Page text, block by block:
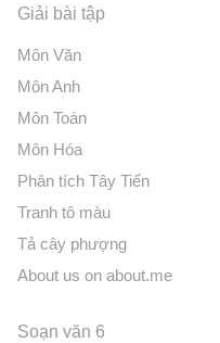
Giải bài tập
Môn Văn
Môn Anh
Môn Toán
Môn Hóa
Phân tích Tây Tiến
Tranh tô màu
Tả cây phượng
About us on about.me
Soạn văn 6